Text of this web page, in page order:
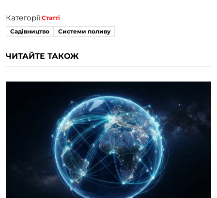
Категорії:Статті
Садівництво
Системи поливу
ЧИТАЙТЕ ТАКОЖ